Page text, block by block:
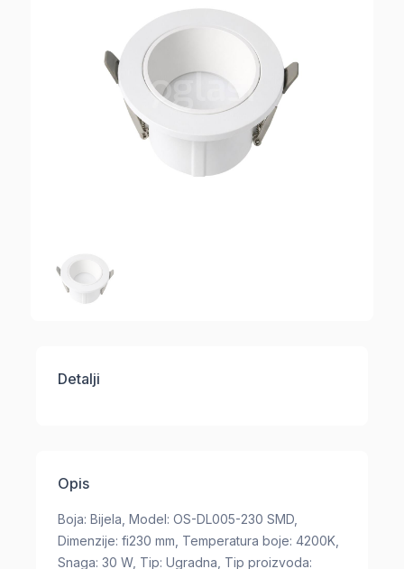
Detalji
Opis
Boja: Bijela, Model: OS-DL005-230 SMD,
Dimenzije: fi230 mm, Temperatura boje: 4200K,
Snaga: 30 W, Tip: Ugradna, Tip proizvoda: